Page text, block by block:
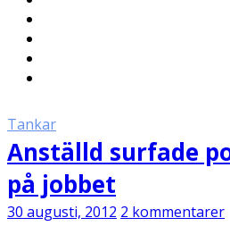
Tankar
Anställd surfade
på jobbet
30 augusti, 2012 2 kommentarer